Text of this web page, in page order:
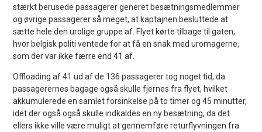
stærkt berusede passagerer generet besætningsmedlemmer
og øvrige passagerer så meget, at kaptajnen besluttede at
sætte hele den urolige gruppe af. Flyet kørte tilbage til gaten,
hvor belgisk politi ventede for at få en snak med uromagerne,
som der var ikke færre end 41 af.
Offloading af 41 ud af de 136 passagerer tog noget tid, da
passagerernes bagage også skulle fjernes fra flyet, hvilket
akkumulerede en samlet forsinkelse på to timer og 45 minutter,
idet der også også skulle indkaldes en ny besætning, da det
ellers ikke ville være muligt at gennemføre returflyvningen fra